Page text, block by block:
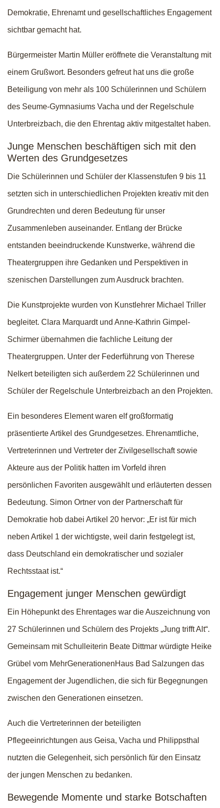
Demokratie, Ehrenamt und gesellschaftliches Engagement
sichtbar gemacht hat.
Bürgermeister Martin Müller eröffnete die Veranstaltung mit
einem Grußwort. Besonders gefreut hat uns die große
Beteiligung von mehr als 100 Schülerinnen und Schülern
des Seume-Gymnasiums Vacha und der Regelschule
Unterbreizbach, die den Ehrentag aktiv mitgestaltet haben.
Junge Menschen beschäftigen sich mit den
Werten des Grundgesetzes
Die Schülerinnen und Schüler der Klassenstufen 9 bis 11
setzten sich in unterschiedlichen Projekten kreativ mit den
Grundrechten und deren Bedeutung für unser
Zusammenleben auseinander. Entlang der Brücke
entstanden beeindruckende Kunstwerke, während die
Theatergruppen ihre Gedanken und Perspektiven in
szenischen Darstellungen zum Ausdruck brachten.
Die Kunstprojekte wurden von Kunstlehrer Michael Triller
begleitet. Clara Marquardt und Anne-Kathrin Gimpel-
Schirmer übernahmen die fachliche Leitung der
Theatergruppen. Unter der Federführung von Therese
Nelkert beteiligten sich außerdem 22 Schülerinnen und
Schüler der Regelschule Unterbreizbach an den Projekten.
Ein besonderes Element waren elf großformatig
präsentierte Artikel des Grundgesetzes. Ehrenamtliche,
Vertreterinnen und Vertreter der Zivilgesellschaft sowie
Akteure aus der Politik hatten im Vorfeld ihren
persönlichen Favoriten ausgewählt und erläuterten dessen
Bedeutung. Simon Ortner von der Partnerschaft für
Demokratie hob dabei Artikel 20 hervor: „Er ist für mich
neben Artikel 1 der wichtigste, weil darin festgelegt ist,
dass Deutschland ein demokratischer und sozialer
Rechtsstaat ist.“
Engagement junger Menschen gewürdigt
Ein Höhepunkt des Ehrentages war die Auszeichnung von
27 Schülerinnen und Schülern des Projekts „Jung trifft Alt“.
Gemeinsam mit Schulleiterin Beate Dittmar würdigte Heike
Grübel vom MehrGenerationenHaus Bad Salzungen das
Engagement der Jugendlichen, die sich für Begegnungen
zwischen den Generationen einsetzen.
Auch die Vertreterinnen der beteiligten
Pflegeeinrichtungen aus Geisa, Vacha und Philippsthal
nutzten die Gelegenheit, sich persönlich für den Einsatz
der jungen Menschen zu bedanken.
Bewegende Momente und starke Botschaften